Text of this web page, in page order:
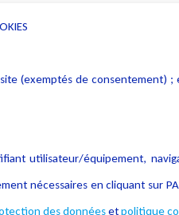
(exemptés de consentement)
utilisateur/équipement,
nécessaires en cliquant sur
des donnéesetpolitique